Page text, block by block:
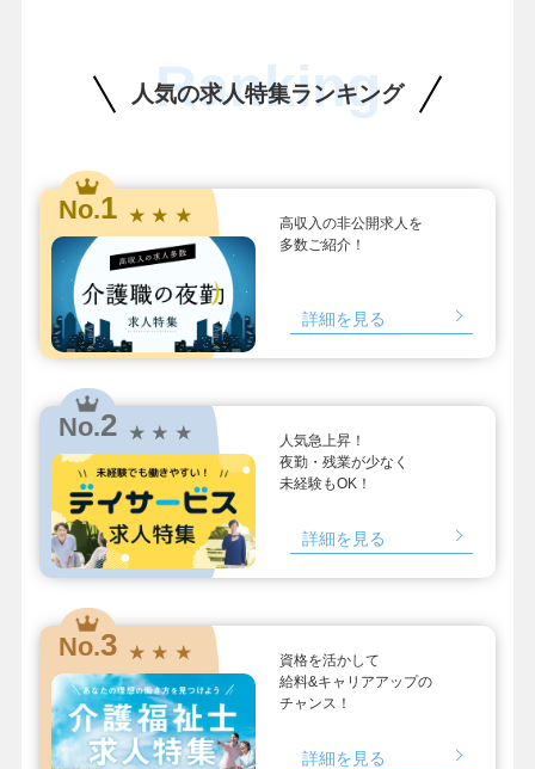
人気の求人特集ランキング
Ranking
No.1 ★ ★ ★
高収入の非公開求人を
多数ご紹介！
詳細を見る
No.2 ★ ★ ★
人気急上昇！
夜勤・残業が少なく
未経験もOK！
詳細を見る
No.3 ★ ★ ★
資格を活かして
給料&キャリアアップの
チャンス！
詳細を見る